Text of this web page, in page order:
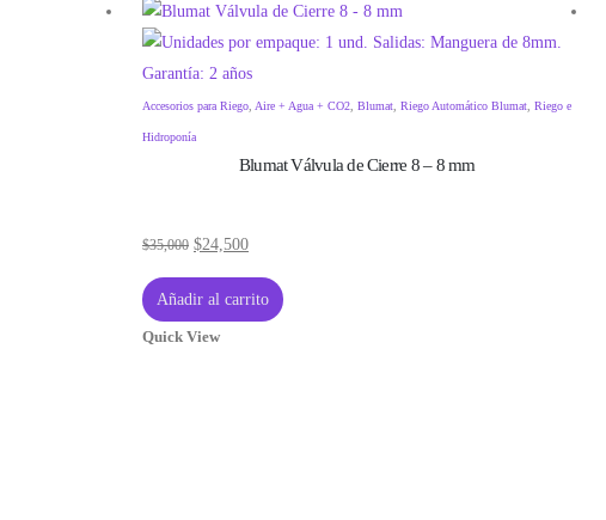
Accesorios para Riego, Aire + Agua + CO2, Blumat, Riego Automático Blumat, Riego e
Hidroponía
Blumat Válvula de Cierre 8 – 8 mm
$35,000 $24,500
Añadir al carrito
Quick View